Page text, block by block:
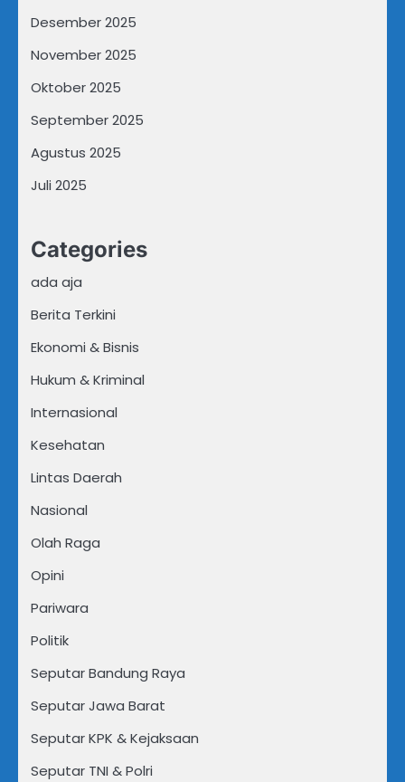
Desember 2025
November 2025
Oktober 2025
September 2025
Agustus 2025
Juli 2025
Categories
ada aja
Berita Terkini
Ekonomi & Bisnis
Hukum & Kriminal
Internasional
Kesehatan
Lintas Daerah
Nasional
Olah Raga
Opini
Pariwara
Politik
Seputar Bandung Raya
Seputar Jawa Barat
Seputar KPK & Kejaksaan
Seputar TNI & Polri